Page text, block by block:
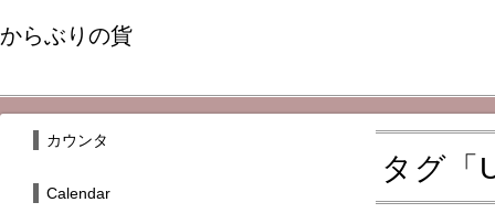
からぶりの貨
タグ「
カウンタ
Calendar